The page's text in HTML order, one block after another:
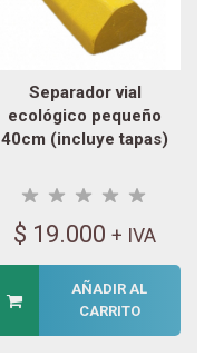
Separador vial
ecológico pequeño
40cm (incluye tapas)
$ 19.000 + IVA
AÑADIR AL
CARRITO